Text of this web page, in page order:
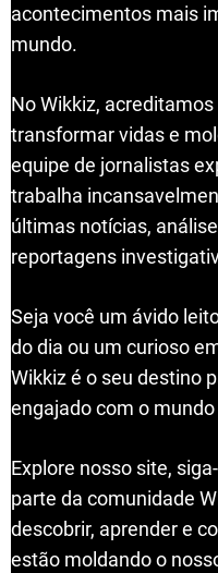
acontecimentos mais
mundo.
No Wikkiz,
transformar vidas e
equipe de jornalistas
trabalha
últimas notícias,
reportagens
Seja você um ávido
do dia ou um curioso
Wikkiz é o seu destino
engajado com o
Explore nosso site,
parte da comunidade
descobrir, aprender e
estão moldando o